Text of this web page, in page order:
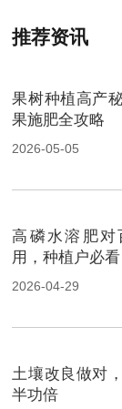
推荐资讯
果树种植高产
果施肥全攻略
2026-05-05
高磷水溶肥对
用，种植户必看
2026-04-29
土壤改良做对
半功倍